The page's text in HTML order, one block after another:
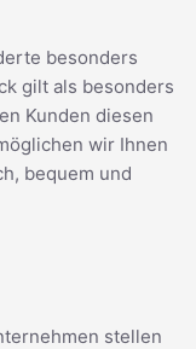
besonders
gilt als besonders
Kunden diesen
wir Ihnen
bequem und
stellen